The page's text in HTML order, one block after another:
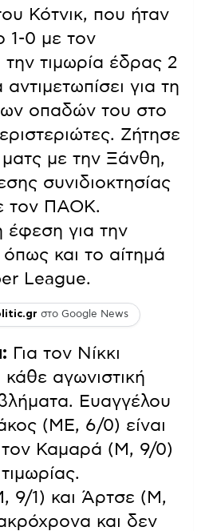
Κότνικ, που ήταν
1-0 με τον
τιμωρία έδρας 2
για τη
οπαδών του στο
Ζήτησε
ματς με την Ξάνθη,
συνιδιοκτησίας
τον ΠΑΟΚ.
για την
και το αίτημά
League.
στο Google News
Για τον Νίκκι
αγωνιστική
Ευαγγέλου
(ΜΕ, 6/0) είναι
τον Καμαρά (Μ, 9/0)
9/1) και Άρτσε (Μ,
και δεν